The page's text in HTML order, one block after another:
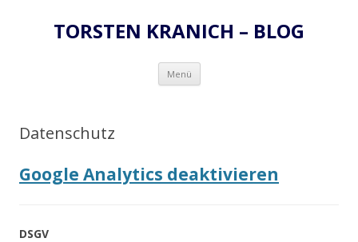
TORSTEN KRANICH – BLOG
Menü Zum
springen
Datenschutz
Google Analytics deaktivieren
DSGV